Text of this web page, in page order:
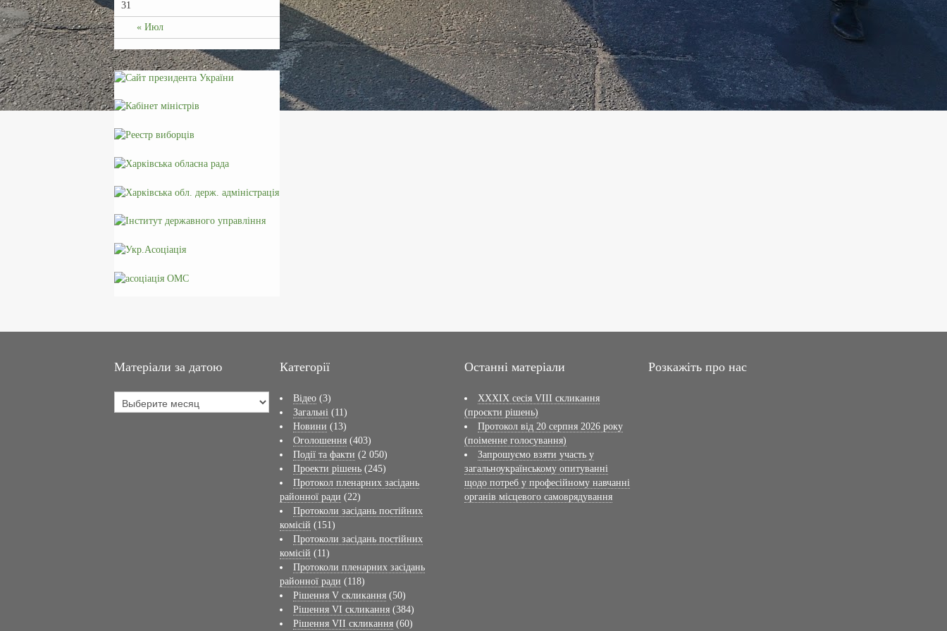
« Июл
31
Матеріали за датою Категорії
Відео (3)
Загальні (11)
Новини (13)
Оголошення (403)
Події та факти (2 050)
Проекти рішень (245)
Протокол пленарних засідань
районної ради (22)
Протоколи засідань постійних
комісій (151)
Протоколи засідань постійних
комісій (11)
Протоколи пленарних засідань
районної ради (118)
Рішення V скликання (50)
Рішення VI скликання (384)
Рішення VII скликання (60)
Останні матеріали
XXXIX сесія VІІI скликання
(проєкти рішень)
Протокол від 20 серпня 2026 року
(поіменне голосування)
Запрошуємо взяти участь у
загальноукраїнському опитуванні
щодо потреб у професійному навчанні
органів місцевого самоврядування
Розкажіть про нас